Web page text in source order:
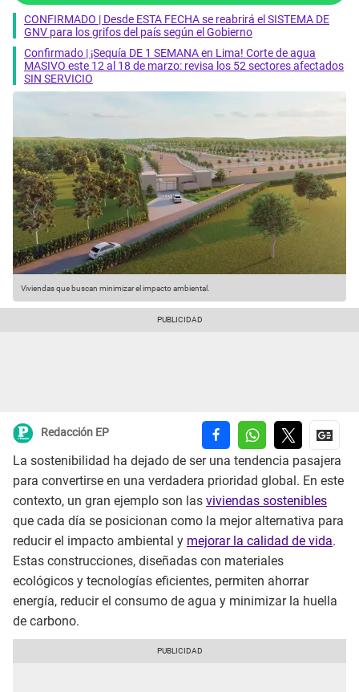
CONFIRMADO | Desde ESTA FECHA se reabrirá el SISTEMA DE
GNV para los grifos del país según el Gobierno
Confirmado | ¡Sequía DE 1 SEMANA en Lima! Corte de agua
MASIVO este 12 al 18 de marzo: revisa los 52 sectores afectados
SIN SERVICIO
Viviendas que buscan minimizar el impacto ambiental.
Redacción EP
La sostenibilidad ha dejado de ser una tendencia pasajera
para convertirse en una verdadera prioridad global. En este
contexto, un gran ejemplo son las viviendas sostenibles
que cada día se posicionan como la mejor alternativa para
reducir el impacto ambiental y mejorar la calidad de vida.
Estas construcciones, diseñadas con materiales
ecológicos y tecnologías eficientes, permiten ahorrar
energía, reducir el consumo de agua y minimizar la huella
de carbono.